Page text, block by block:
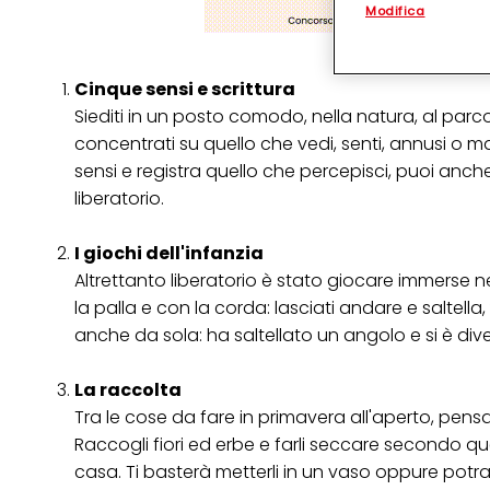
Cinque sensi e scrittura
Siediti in un posto comodo, nella natura, al
concentrati su quello che vedi, senti, annusi o
sensi e registra quello che percepisci, puoi
liberatorio.
I giochi dell'infanzia
Altrettanto liberatorio è stato giocare immerse
la palla e con la corda: lasciati andare e
anche da sola: ha saltellato un angolo e si è
La raccolta
Tra le cose da fare in primavera all'aperto,
Raccogli fiori ed erbe e farli seccare secondo
casa. Ti basterà metterli in un vaso oppure
(rispettivamente
terzi, conservare
Puoi trovare
collegata nel piè
qualsiasi momento
Se fai clic su
per uno o più degli
tuoi dati personali
necessari per
Modifica